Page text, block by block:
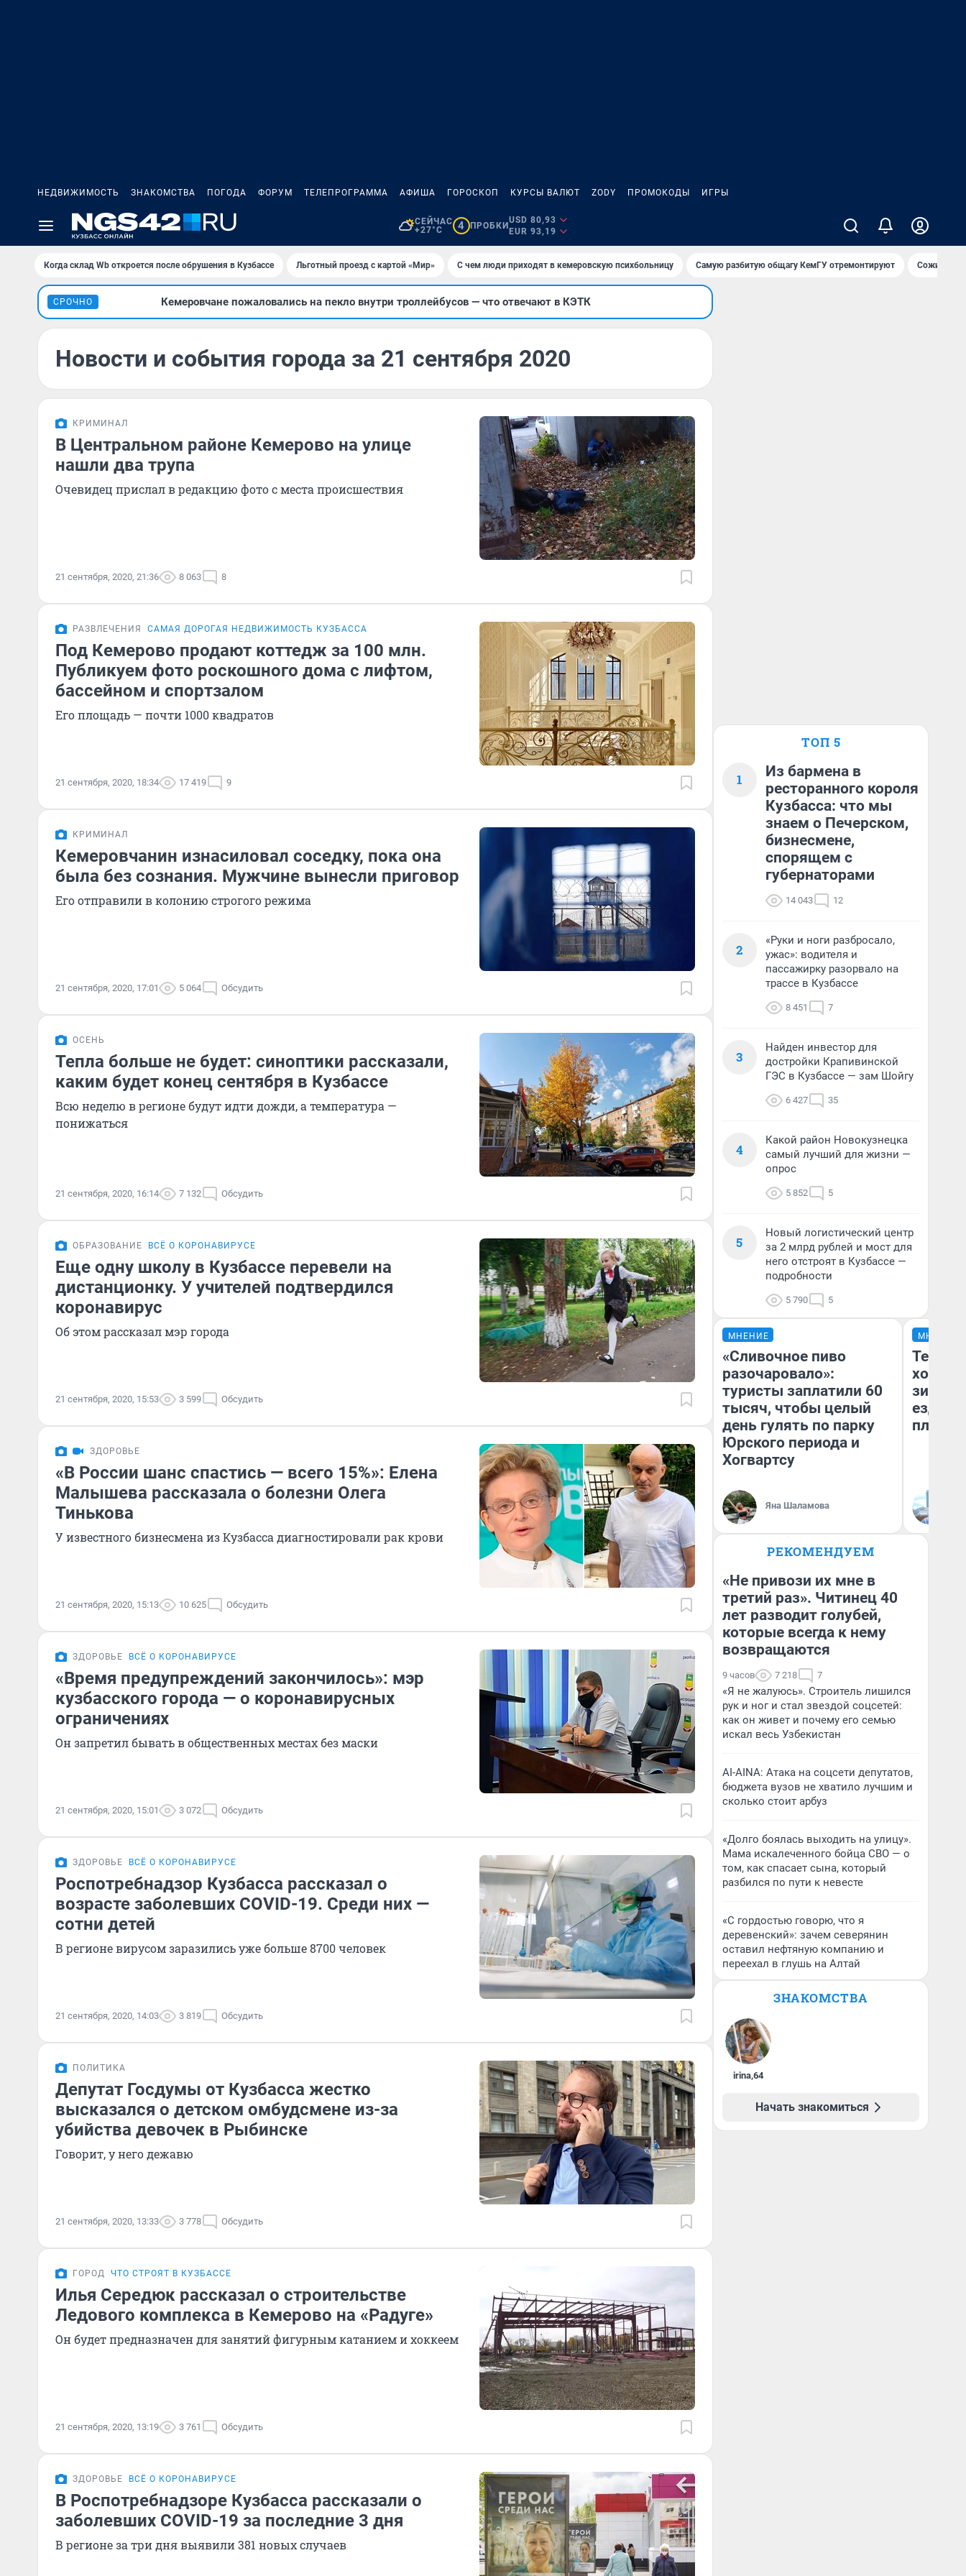
НЕДВИЖИМОСТЬ ЗНАКОМСТВА ПОГОДА ФОРУМ ТЕЛЕПРОГРАММА АФИША ГОРОСКОП КУРСЫ ВАЛЮТ ZODY ПРОМОКОДЫ ИГРЫ
СЕЙЧАС
+27°C
4 ПРОБКИ
USD 80,93
EUR 93,19
Когда склад Wb откроется после обрушения в Кузбассе Льготный проезд с картой «Мир» С чем люди приходят в кемеровскую психбольницу Самую разбитую общагу КемГУ отремонтируют
СРОЧНО Кемеровчане пожаловались на пекло внутри троллейбусов — что отвечают в КЭТК
Новости и события города за 21 сентября 2020
КРИМИНАЛ
В Центральном районе Кемерово на улице
нашли два трупа
Очевидец прислал в редакцию фото с места происшествия
21 сентября, 2020, 21:36 8 063 8
РАЗВЛЕЧЕНИЯ САМАЯ ДОРОГАЯ НЕДВИЖИМОСТЬ КУЗБАССА
Под Кемерово продают коттедж за 100 млн.
Публикуем фото роскошного дома с лифтом,
бассейном и спортзалом
Его площадь — почти 1000 квадратов
21 сентября, 2020, 18:34 17 419 9
КРИМИНАЛ
Кемеровчанин изнасиловал соседку, пока она
была без сознания. Мужчине вынесли приговор
Его отправили в колонию строгого режима
21 сентября, 2020, 17:01 5 064 Обсудить
ОСЕНЬ
Тепла больше не будет: синоптики рассказали,
каким будет конец сентября в Кузбассе
Всю неделю в регионе будут идти дожди, а температура —
понижаться
21 сентября, 2020, 16:14 7 132 Обсудить
ОБРАЗОВАНИЕ ВСЁ О КОРОНАВИРУСЕ
Еще одну школу в Кузбассе перевели на
дистанционку. У учителей подтвердился
коронавирус
Об этом рассказал мэр города
21 сентября, 2020, 15:53 3 599 Обсудить
ЗДОРОВЬЕ
«В России шанс спастись — всего 15%»: Елена
Малышева рассказала о болезни Олега
Тинькова
У известного бизнесмена из Кузбасса диагностировали рак крови
21 сентября, 2020, 15:13 10 625 Обсудить
ЗДОРОВЬЕ ВСЁ О КОРОНАВИРУСЕ
«Время предупреждений закончилось»: мэр
кузбасского города — о коронавирусных
ограничениях
Он запретил бывать в общественных местах без маски
21 сентября, 2020, 15:01 3 072 Обсудить
ЗДОРОВЬЕ ВСЁ О КОРОНАВИРУСЕ
Роспотребнадзор Кузбасса рассказал о
возрасте заболевших COVID-19. Среди них —
сотни детей
В регионе вирусом заразились уже больше 8700 человек
21 сентября, 2020, 14:03 3 819 Обсудить
ПОЛИТИКА
Депутат Госдумы от Кузбасса жестко
высказался о детском омбудсмене из-за
убийства девочек в Рыбинске
Говорит, у него дежавю
21 сентября, 2020, 13:33 3 778 Обсудить
ГОРОД ЧТО СТРОЯТ В КУЗБАССЕ
Илья Середюк рассказал о строительстве
Ледового комплекса в Кемерово на «Радуге»
Он будет предназначен для занятий фигурным катанием и хоккеем
21 сентября, 2020, 13:19 3 761 Обсудить
ЗДОРОВЬЕ ВСЁ О КОРОНАВИРУСЕ
В Роспотребнадзоре Кузбасса рассказали о
заболевших COVID-19 за последние 3 дня
В регионе за три дня выявили 381 новых случаев
ТОП 5
1
Из бармена в
ресторанного короля
Кузбасса: что мы
знаем о Печерском,
бизнесмене,
спорящем с
губернаторами
14 043 12
2
«Руки и ноги разбросало,
ужас»: водителя и
пассажирку разорвало на
трассе в Кузбассе
8 451 7
3
Найден инвестор для
достройки Крапивинской
ГЭС в Кузбассе — зам Шойгу
6 427 35
4
Какой район Новокузнецка
самый лучший для жизни —
опрос
5 852 5
5
Новый логистический центр
за 2 млрд рублей и мост для
него отстроят в Кузбассе —
подробности
5 790 5
МНЕНИЕ
«Сливочное пиво
разочаровало»:
туристы заплатили 60
тысяч, чтобы целый
день гулять по парку
Юрского периода и
Хогвартсу
Яна Шаламова
МНЕНИЕ
Тепло
зимой.
ездит
плюсы
РЕКОМЕНДУЕМ
«Не привози их мне в
третий раз». Читинец 40
лет разводит голубей,
которые всегда к нему
возвращаются
9 часов 7 218 7
«Я не жалуюсь». Строитель лишился
рук и ног и стал звездой соцсетей:
как он живет и почему его семью
искал весь Узбекистан
AI-AINA: Атака на соцсети депутатов,
бюджета вузов не хватило лучшим и
сколько стоит арбуз
«Долго боялась выходить на улицу».
Мама искалеченного бойца СВО — о
том, как спасает сына, который
разбился по пути к невесте
«С гордостью говорю, что я
деревенский»: зачем северянин
оставил нефтяную компанию и
переехал в глушь на Алтай
ЗНАКОМСТВА
irina,64
Начать знакомиться